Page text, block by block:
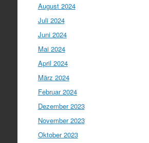
August 2024
Juli 2024
Juni 2024
Mai 2024
April 2024
März 2024
Februar 2024
Dezember 2023
November 2023
Oktober 2023